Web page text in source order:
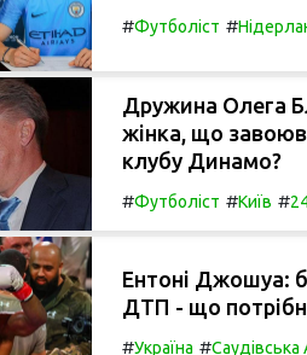
#Футболіст #
Дружина Олега
жінка, що
клубу Динамо?
#Футболіст #Київ #
Ентоні Джошуа:
ДТП - що
#Україна #Саудівська